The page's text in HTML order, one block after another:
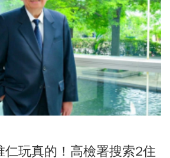
仁玩真的！高檢署搜索2住